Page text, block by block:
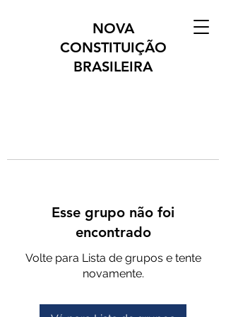
NOVA
CONSTITUIÇÃO
BRASILEIRA
Esse grupo não foi
encontrado
Volte para Lista de grupos e tente
novamente.